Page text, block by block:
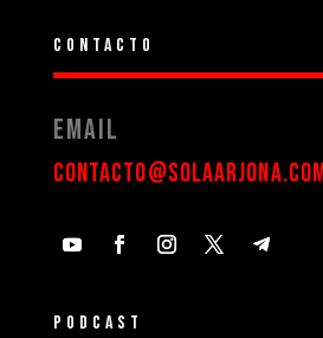
Contacto
Email
Podcast